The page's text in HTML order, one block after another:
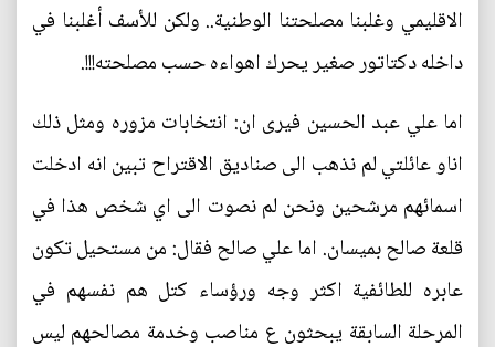
الاقليمي وغلبنا مصلحتنا الوطنية.. ولكن للأسف أغلبنا في
داخله دكتاتور صغير يحرك اهواءه حسب مصلحته!!!.
اما علي عبد الحسين فيرى ان: انتخابات مزوره ومثل ذلك
اناو عائلتي لم نذهب الى صناديق الاقتراح تبين انه ادخلت
اسمائهم مرشحين ونحن لم نصوت الى اي شخص هذا في
قلعة صالح بميسان. اما علي صالح فقال: من مستحيل تكون
عابره للطائفية اكثر وجه ورؤساء كتل هم نفسهم في
المرحلة السابقة يبحثون ع مناصب وخدمة مصالحهم ليس